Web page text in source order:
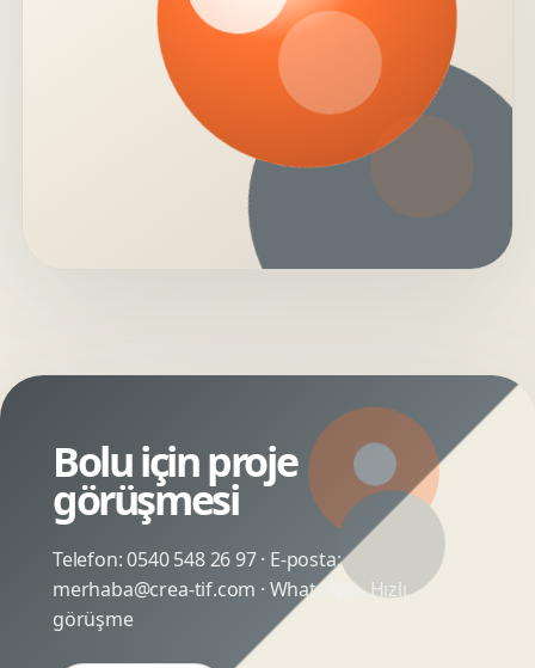
Bolu için proje
görüşmesi
Telefon:0540 548 26 97· E-posta:
merhaba@crea-tif.com · WhatsApp:Hızlı
görüşme